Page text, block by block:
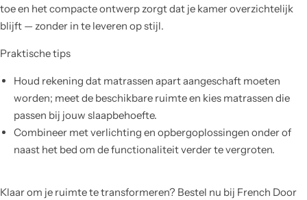
toe en het compacte ontwerp zorgt dat je kamer overzichtelijk
blijft — zonder in te leveren op stijl.
Praktische tips
Houd rekening dat matrassen apart aangeschaft moeten
worden; meet de beschikbare ruimte en kies matrassen die
passen bij jouw slaapbehoefte.
Combineer met verlichting en opbergoplossingen onder of
naast het bed om de functionaliteit verder te vergroten.
Klaar om je ruimte te transformeren? Bestel nu bij French Door